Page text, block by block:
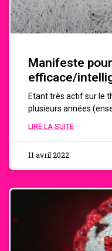
Manifeste
efficace/
Etant très actif sur le
plusieurs années
LIRE LA SUITE
11 avril 2022